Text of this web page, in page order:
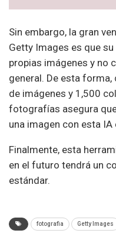
Sin embargo, la gran
Getty Images es que
propias imágenes y no
general. De esta
de imágenes y 1,500
fotografías asegura
una imagen con esta
Finalmente, esta
en el futuro tendrá un
estándar.
fotografia Getty Images